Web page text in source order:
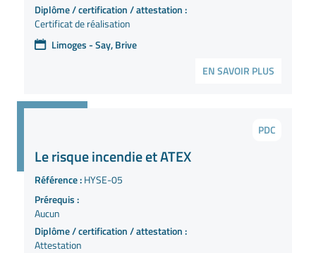
Diplôme / certification / attestation :
Certificat de réalisation
Limoges - Say, Brive
EN SAVOIR PLUS
PDC
Le risque incendie et ATEX
Référence :HYSE-05
Prérequis :
Aucun
Diplôme / certification / attestation :
Attestation